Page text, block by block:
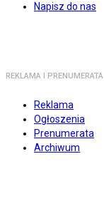
Napisz do nas
REKLAMA I PRENUMERATA
Reklama
Ogłoszenia
Prenumerata
Archiwum